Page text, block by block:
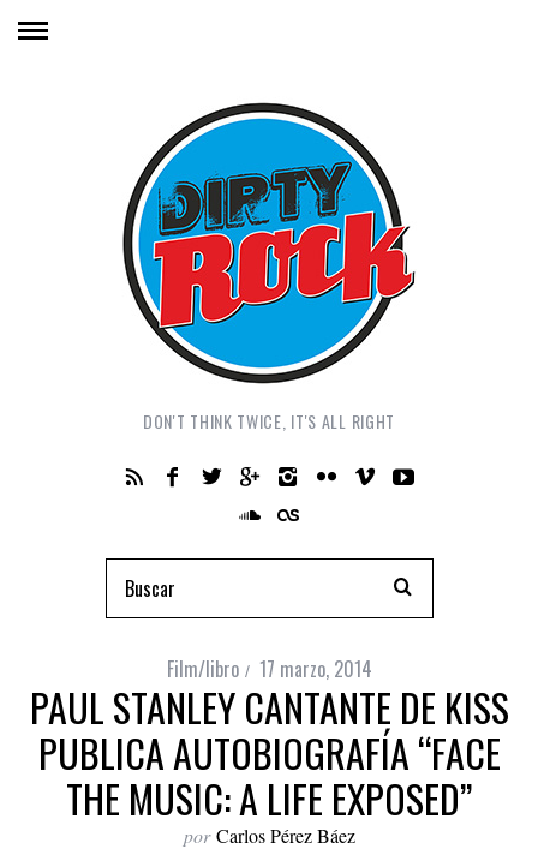
DON'T THINK TWICE, IT'S ALL RIGHT
Film/libro 17 marzo, 2014
PAUL STANLEY CANTANTE DE KISS
PUBLICA AUTOBIOGRAFÍA “FACE
THE MUSIC: A LIFE EXPOSED”
por Carlos Pérez Báez